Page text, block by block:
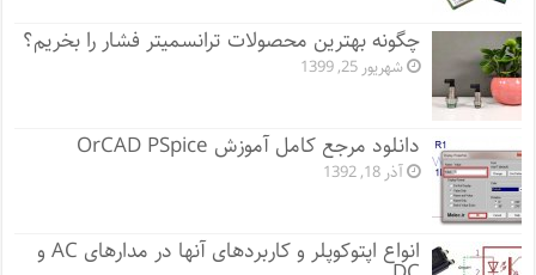
چگونه بهترین محصولات ترانسمیتر فشار را بخریم؟
شهریور 25, 1399
دانلود مرجع کامل آموزش OrCAD PSpice
آذر 18, 1392
انواع اپتوکوپلر و کاربردهای آنها در مدارهای AC و